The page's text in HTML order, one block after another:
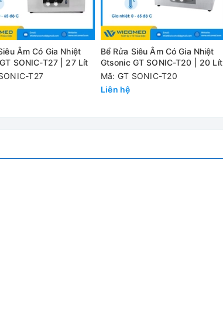
giữa hai lớp có 38mm vật liệu cách nhiệt
hàn cố định chắc chắn, đảm bảo an toàn
độ hơi hóa chất. Đặc biệt lỗ gió được tích
bên trong hệ thống qua đường thông gió.
Âm Có Gia Nhiệt
SONIC-T27 | 27 Lít
T27
Bể Rửa Siêu Âm Có Gia Nhiệt
Gtsonic GT SONIC-T20 | 20 Lít
Mã: GT SONIC-T20
Liên hệ